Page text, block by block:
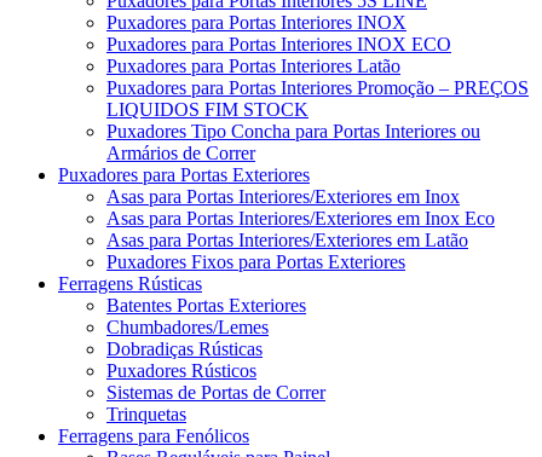
Puxadores para Portas Interiores INOX
Puxadores para Portas Interiores INOX ECO
Puxadores para Portas Interiores Latão
Puxadores para Portas Interiores Promoção – PREÇOS
LIQUIDOS FIM STOCK
Puxadores Tipo Concha para Portas Interiores ou
Armários de Correr
Puxadores para Portas Exteriores
Asas para Portas Interiores/Exteriores em Inox
Asas para Portas Interiores/Exteriores em Inox Eco
Asas para Portas Interiores/Exteriores em Latão
Puxadores Fixos para Portas Exteriores
Ferragens Rústicas
Batentes Portas Exteriores
Chumbadores/Lemes
Dobradiças Rústicas
Puxadores Rústicos
Sistemas de Portas de Correr
Trinquetas
Ferragens para Fenólicos